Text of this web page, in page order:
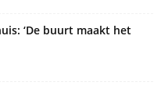
‘De buurt maakt het